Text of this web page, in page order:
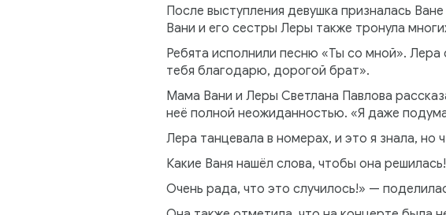
После выступления девушка призналась
Вани и его сестры Леры также тронула
Ребята исполнили песню «Ты со мной». Лера
тебя благодарю, дорогой брат».
Мама Вани и Леры Светлана Павлова
неё полной неожиданностью. «Я даже
Лера танцевала в номерах, и это я знала,
Какие Ваня нашёл слова, чтобы она
Очень рада, что это случилось!» —